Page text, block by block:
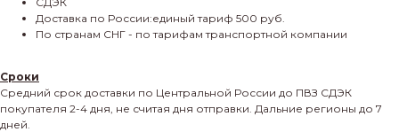
Доставка по России:единый тариф 500 руб.
По странам СНГ - по тарифам транспортной компании
Сроки
Средний срок доставки по Центральной России до ПВЗ СДЭК
покупателя 2-4 дня, не считая дня отправки. Дальние регионы до 7
дней.